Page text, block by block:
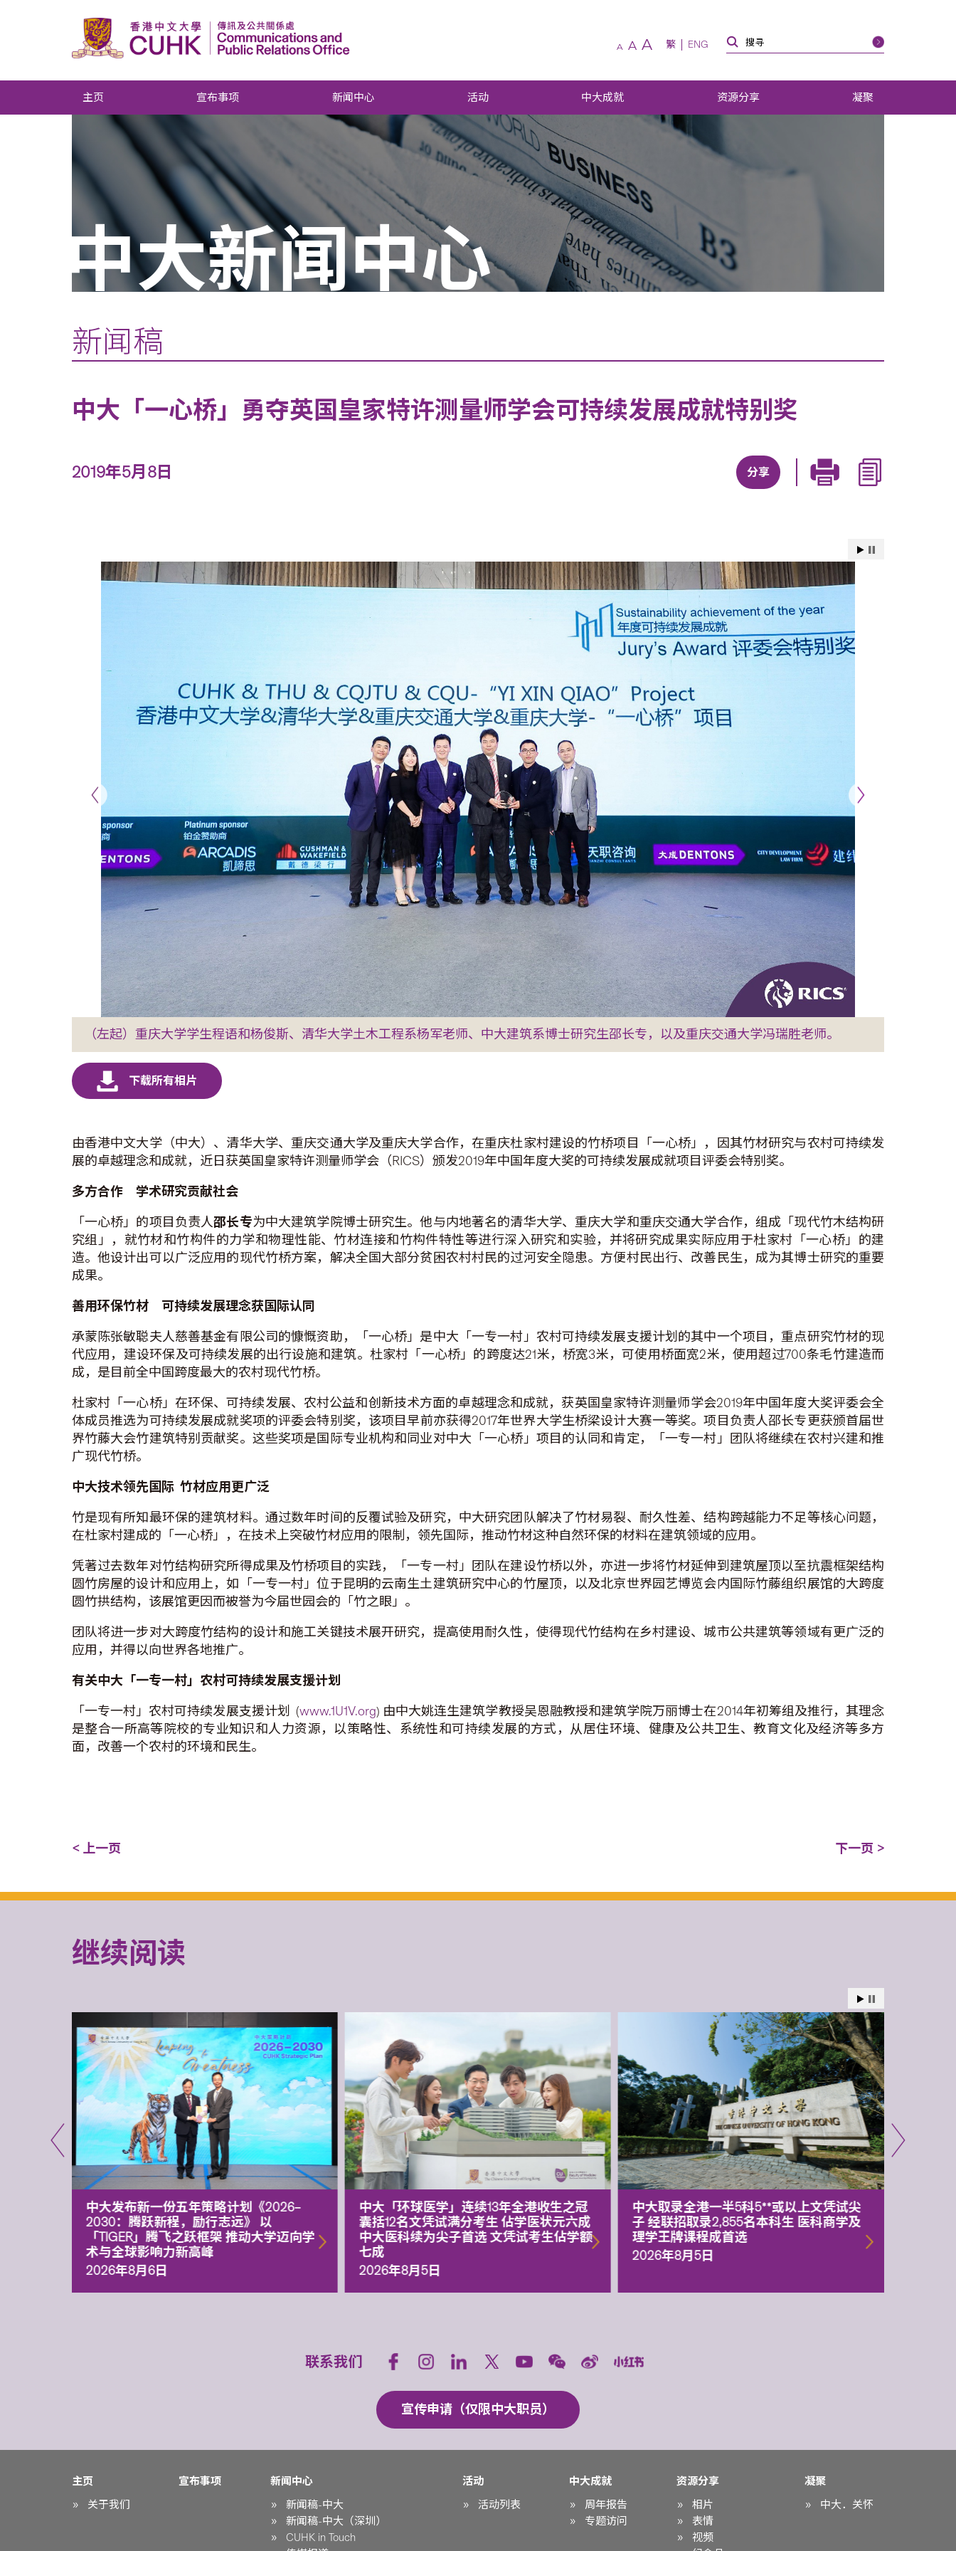
A A A 繁 ENG
主页 宣布事项 新闻中心 活动 中大成就 资源分享 凝聚
中大新闻中心
新闻稿
中大「一心桥」勇夺英国皇家特许测量师学会可持续发展成就特别奖
2019年5月8日 分享
（左起）重庆大学学生程语和杨俊斯、清华大学土木工程系杨军老师、中大建筑系博士研究生邵长专，以及重庆交通大学冯瑞胜老师。
由香港中文大学（中大）、清华大学、重庆交通大学及重庆大学合作，在重庆杜家村建设的竹桥项目「一心桥」，因其竹材研究与农村可持续发
展的卓越理念和成就，近日获英国皇家特许测量师学会（RICS）颁发2019年中国年度大奖的可持续发展成就项目评委会特别奖。
多方合作 学术研究贡献社会
「一心桥」的项目负责人邵长专为中大建筑学院博士研究生。他与内地著名的清华大学、重庆大学和重庆交通大学合作，组成「现代竹木结构研
究组」，就竹材和竹构件的力学和物理性能、竹材连接和竹构件特性等进行深入研究和实验，并将研究成果实际应用于杜家村「一心桥」的建
造。他设计出可以广泛应用的现代竹桥方案，解决全国大部分贫困农村村民的过河安全隐患。方便村民出行、改善民生，成为其博士研究的重要
成果。
善用环保竹材可持续发展理念获国际认同
承蒙陈张敏聪夫人慈善基金有限公司的慷慨资助，「一心桥」是中大「一专一村」农村可持续发展支援计划的其中一个项目，重点研究竹材的现
代应用，建设环保及可持续发展的出行设施和建筑。杜家村「一心桥」的跨度达21米，桥宽3米，可使用桥面宽2米，使用超过700条毛竹建造而
成，是目前全中国跨度最大的农村现代竹桥。
杜家村「一心桥」在环保、可持续发展、农村公益和创新技术方面的卓越理念和成就，获英国皇家特许测量师学会2019年中国年度大奖评委会全
体成员推选为可持续发展成就奖项的评委会特别奖，该项目早前亦获得2017年世界大学生桥梁设计大赛一等奖。项目负责人邵长专更获颁首届世
界竹藤大会竹建筑特别贡献奖。这些奖项是国际专业机构和同业对中大「一心桥」项目的认同和肯定，「一专一村」团队将继续在农村兴建和推
广现代竹桥。
中大技术领先国际 竹材应用更广泛
竹是现有所知最环保的建筑材料。通过数年时间的反覆试验及研究，中大研究团队解决了竹材易裂、耐久性差、结构跨越能力不足等核心问题，
在杜家村建成的「一心桥」，在技术上突破竹材应用的限制，领先国际，推动竹材这种自然环保的材料在建筑领域的应用。
凭著过去数年对竹结构研究所得成果及竹桥项目的实践，「一专一村」团队在建设竹桥以外，亦进一步将竹材延伸到建筑屋顶以至抗震框架结构
圆竹房屋的设计和应用上，如「一专一村」位于昆明的云南生土建筑研究中心的竹屋顶，以及北京世界园艺博览会内国际竹藤组织展馆的大跨度
圆竹拱结构，该展馆更因而被誉为今届世园会的「竹之眼」。
团队将进一步对大跨度竹结构的设计和施工关键技术展开研究，提高使用耐久性，使得现代竹结构在乡村建设、城市公共建筑等领域有更广泛的
应用，并得以向世界各地推广。
有关中大「一专一村」农村可持续发展支援计划
「一专一村」农村可持续发展支援计划 (www.1U1V.org) 由中大姚连生建筑学教授吴恩融教授和建筑学院万丽博士在2014年初筹组及推行，其理念
是整合一所高等院校的专业知识和人力资源，以策略性、系统性和可持续发展的方式，从居住环境、健康及公共卫生、教育文化及经济等多方
面，改善一个农村的环境和民生。
< 上一页 下一页 >
继续阅读
中大发布新一份五年策略计划《2026‒
2030：腾跃新程，励行志远》 以
「TIGER」腾飞之跃框架 推动大学迈向学
术与全球影响力新高峰
2026年8月6日
中大「环球医学」连续13年全港收生之冠
囊括12名文凭试满分考生 佔学医状元六成
中大医科续为尖子首选 文凭试考生佔学额
七成
2026年8月5日
中大取录全港一半5科5**或以上文凭试尖
子 经联招取录2,855名本科生 医科商学及
理学王牌课程成首选
2026年8月5日
联系我们
宣传申请（仅限中大职员）
主页
关于我们
宣布事项
新闻中心
新闻稿-中大
新闻稿-中大（深圳）
CUHK in Touch
活动
活动列表
中大成就
周年报告
专题访问
资源分享
相片
表情
视频
凝聚
中大．关怀